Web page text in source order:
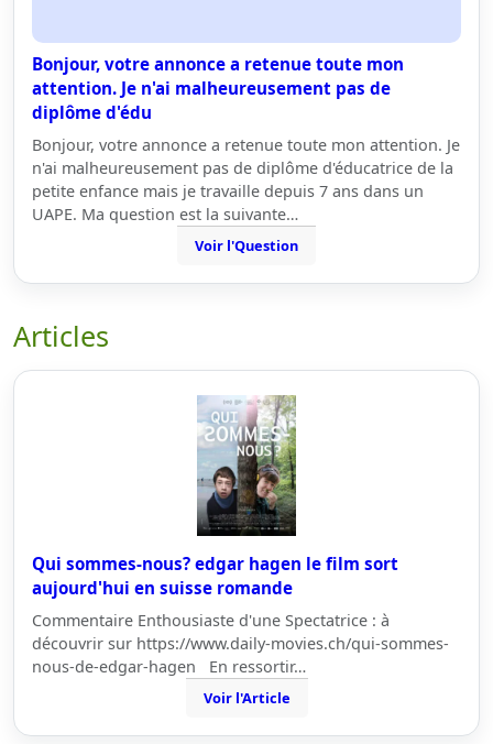
Bonjour, votre annonce a retenue toute mon
attention. Je n'ai malheureusement pas de
diplôme d'édu
Bonjour, votre annonce a retenue toute mon attention. Je
n'ai malheureusement pas de diplôme d'éducatrice de la
petite enfance mais je travaille depuis 7 ans dans un
UAPE. Ma question est la suivante…
Voir l'Question
Articles
Qui sommes-nous? edgar hagen le film sort
aujourd'hui en suisse romande
Commentaire Enthousiaste d'une Spectatrice : à
découvrir sur https://www.daily-movies.ch/qui-sommes-
nous-de-edgar-hagen En ressortir…
Voir l'Article